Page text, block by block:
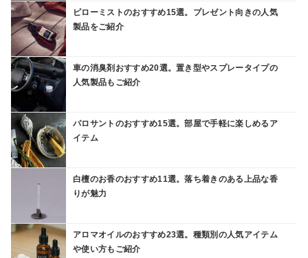
ピローミストのおすすめ15選。プレゼント向きの人気
製品をご紹介
車の消臭剤おすすめ20選。置き型やスプレータイプの
人気製品もご紹介
パロサントのおすすめ15選。部屋で手軽に楽しめるア
イテム
白檀のお香のおすすめ11選。落ち着きのある上品な香
りが魅力
アロマオイルのおすすめ23選。種類別の人気アイテム
や使い方もご紹介